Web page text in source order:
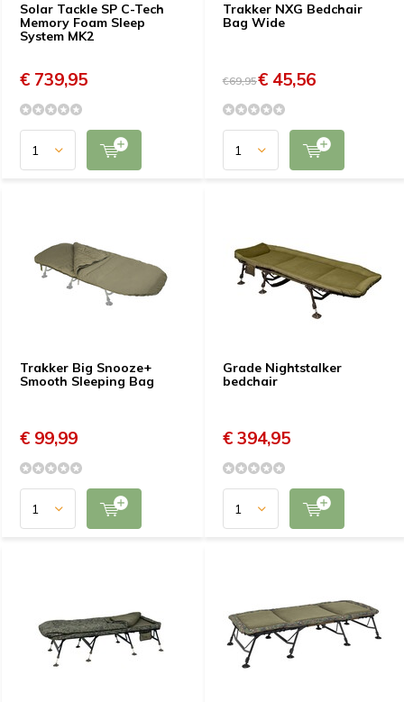
Solar Tackle SP C-Tech
Memory Foam Sleep
System MK2
€ 739,95
Trakker NXG Bedchair
Bag Wide
€69,95€ 45,56
Trakker Big Snooze+
Smooth Sleeping Bag
€ 99,99
Grade Nightstalker
bedchair
€ 394,95